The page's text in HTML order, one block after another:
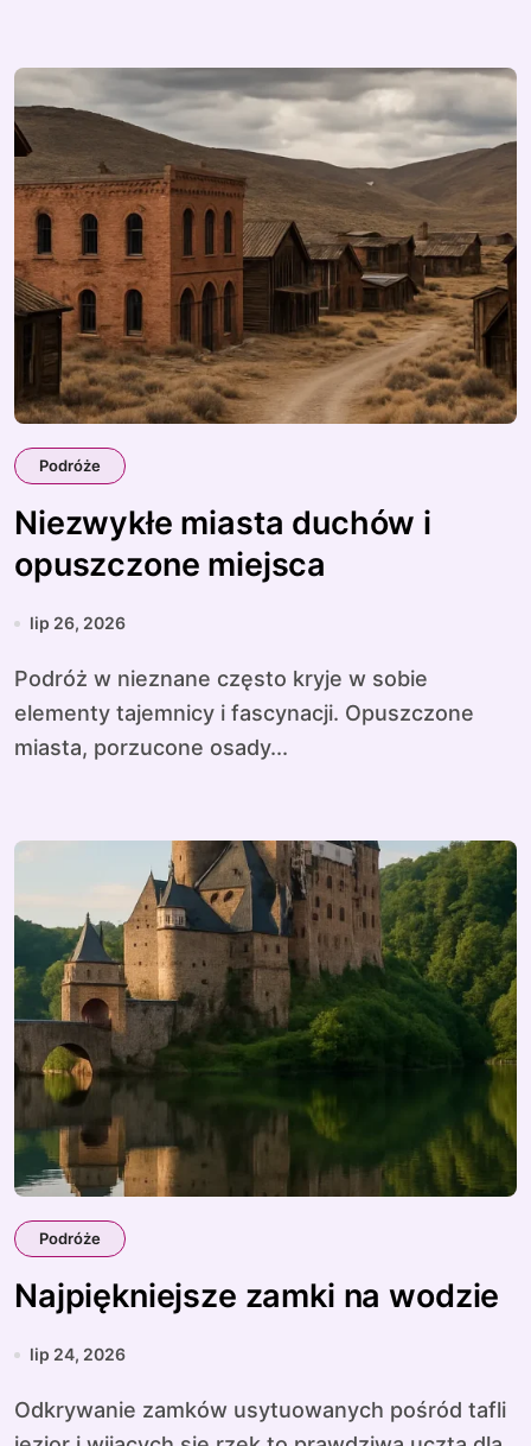
Podróże
Niezwykłe miasta duchów i
opuszczone miejsca
lip 26, 2026
Podróż w nieznane często kryje w sobie
elementy tajemnicy i fascynacji. Opuszczone
miasta, porzucone osady...
Podróże
Najpiękniejsze zamki na wodzie
lip 24, 2026
Odkrywanie zamków usytuowanych pośród tafli